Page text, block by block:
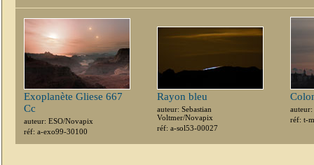
Exoplanète Gliese 667
Cc
auteur: ESO/Novapix
réf: a-exo99-30100
Rayon bleu
auteur: Sebastian
Voltmer/Novapix
réf: a-sol53-00027
réf: t-